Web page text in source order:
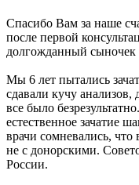
Спасибо Вам за наше
после первой
долгожданный сыночек
Мы 6 лет пытались
сдавали кучу
все было
естественное зачатие
врачи сомневались,
не с донорскими.
России.